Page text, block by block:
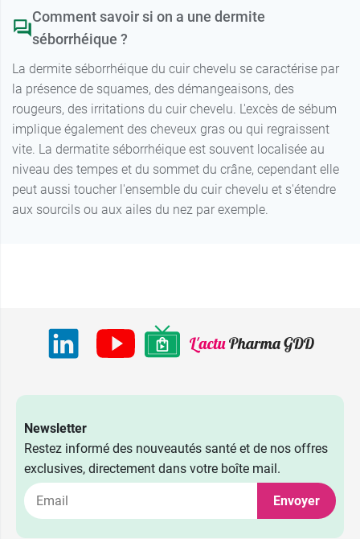
Comment savoir si on a une dermite
séborrhéique ?
La dermite séborrhéique du cuir chevelu se caractérise par
la présence de squames, des démangeaisons, des
rougeurs, des irritations du cuir chevelu. L'excès de sébum
implique également des cheveux gras ou qui regraissent
vite. La dermatite séborrhéique est souvent localisée au
niveau des tempes et du sommet du crâne, cependant elle
peut aussi toucher l'ensemble du cuir chevelu et s'étendre
aux sourcils ou aux ailes du nez par exemple.
Newsletter
Restez informé des nouveautés santé et de nos offres
exclusives, directement dans votre boîte mail.
Envoyer